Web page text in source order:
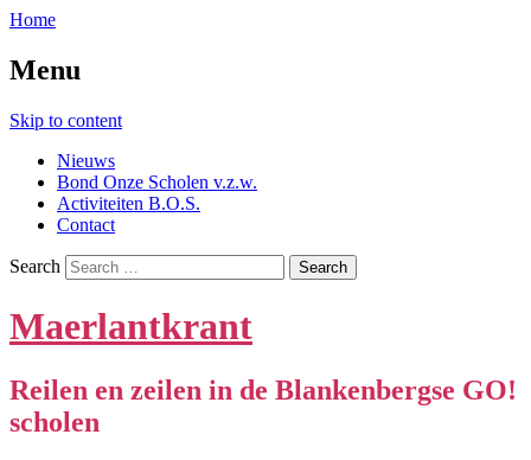
Home
Menu
Skip to content
Nieuws
Bond Onze Scholen v.z.w.
Activiteiten B.O.S.
Contact
Search
Maerlantkrant
Reilen en zeilen in de Blankenbergse GO!
scholen